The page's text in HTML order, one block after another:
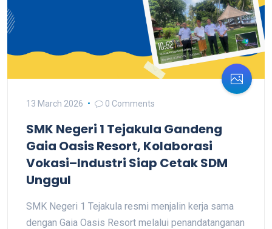
13 March 2026 0 Comments
SMK Negeri 1 Tejakula Gandeng
Gaia Oasis Resort, Kolaborasi
Vokasi–Industri Siap Cetak SDM
Unggul
SMK Negeri 1 Tejakula resmi menjalin kerja sama
dengan Gaia Oasis Resort melalui penandatanganan